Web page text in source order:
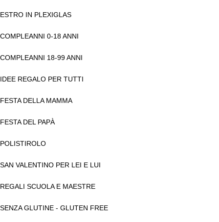
ESTRO IN PLEXIGLAS
COMPLEANNI 0-18 ANNI
COMPLEANNI 18-99 ANNI
IDEE REGALO PER TUTTI
FESTA DELLA MAMMA
FESTA DEL PAPÀ
POLISTIROLO
SAN VALENTINO PER LEI E LUI
REGALI SCUOLA E MAESTRE
SENZA GLUTINE - GLUTEN FREE